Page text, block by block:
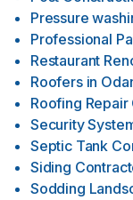
Pressure
Professional
Restaurant
Roofers in
Roofing
Security
Septic Tank
Siding
Sodding